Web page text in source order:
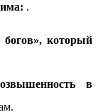
.
богов», который
в